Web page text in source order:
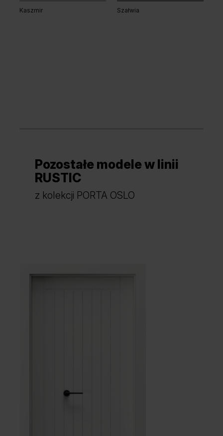
Kaszmir Szałwia
Pozostałe modele w linii
RUSTIC
z kolekcji PORTA OSLO